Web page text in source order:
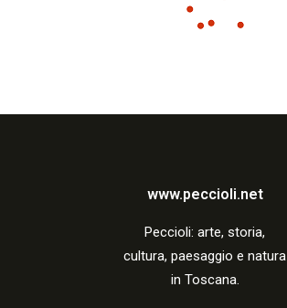
www.peccioli.net
Peccioli: arte, storia,
cultura, paesaggio e natura
in Toscana.